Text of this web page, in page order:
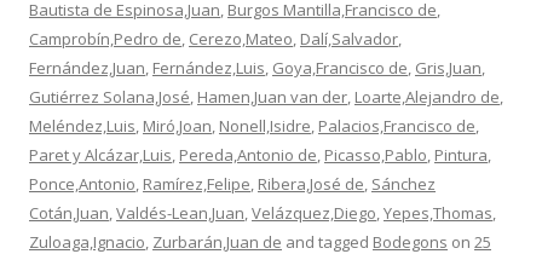
Bautista de Espinosa,Juan, Burgos Mantilla,Francisco de,
Camprobín,Pedro de, Cerezo,Mateo, Dalí,Salvador,
Fernández,Juan, Fernández,Luis, Goya,Francisco de, Gris,Juan,
Gutiérrez Solana,José, Hamen,Juan van der, Loarte,Alejandro de,
Meléndez,Luis, Miró,Joan, Nonell,Isidre, Palacios,Francisco de,
Paret y Alcázar,Luis, Pereda,Antonio de, Picasso,Pablo, Pintura,
Ponce,Antonio, Ramírez,Felipe, Ribera,José de, Sánchez
Cotán,Juan,Valdés-Lean,Juan,Velázquez,Diego,Yepes,Thomas,
Zuloaga,Ignacio, Zurbarán,Juan de and tagged Bodegons on 25